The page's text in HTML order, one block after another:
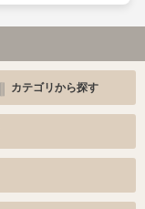
カテゴリから探す